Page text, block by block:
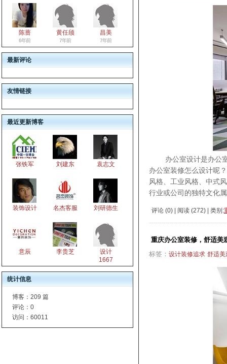
陈蔷
6年前
黄任颀
7年前
昌美
7年前
最新评论
友情链接
最近更新博客
张铁军 刘建东 袁志文
装饰设计 名杰客服 刘研德生
意辰 李贵芝
设计
1667
统计信息
博客： 209 篇
评论： 0
访问： 60011
办公室设计是办公室
办公室装修怎么设计呢
风格、工业风格、中式
行业或公司的独特文化
评论 (0) | 阅读 (272) | 类别:
重庆办公室装修，舒适美
标签： 设计装修追求 舒适美